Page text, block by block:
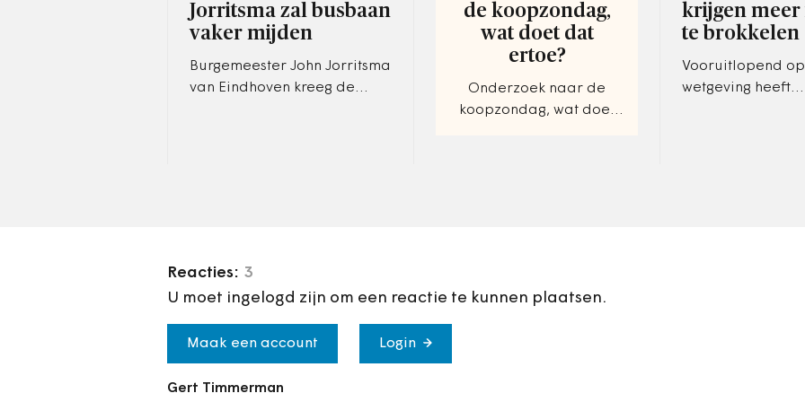
Jorritsma zal busbaan
vaker mijden
Burgemeester John Jorritsma
van Eindhoven kreeg de
de koopzondag,
wat doet dat
ertoe?
Onderzoek naar de
koopzondag, wat doet
krijgen
te brokkelen
Vooruitlopend
wetgeving heeft
Reacties: 3
U moet ingelogd zijn om een reactie te kunnen plaatsen.
Maak een account Login
Gert Timmerman